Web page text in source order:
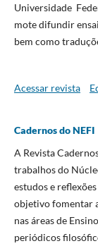
Universidade
mote difundir
bem como
Acessar revista
Cadernos do NEFI
A Revista
trabalhos do
estudos e
objetivo fomentar
nas áreas de
periódicos